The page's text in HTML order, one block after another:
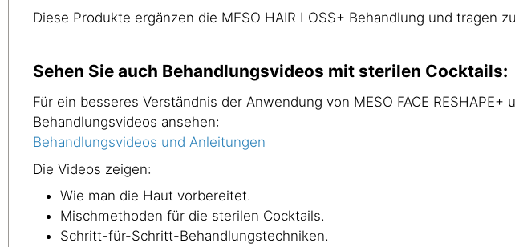
Diese Produkte ergänzen die MESO HAIR LOSS+ Behandlung und tragen
Sehen Sie auch Behandlungsvideos mit sterilen Cocktails:
Für ein besseres Verständnis der Anwendung von MESO FACE
Behandlungsvideos ansehen:
Behandlungsvideos und Anleitungen
Die Videos zeigen:
Wie man die Haut vorbereitet.
Mischmethoden für die sterilen Cocktails.
Schritt-für-Schritt-Behandlungstechniken.